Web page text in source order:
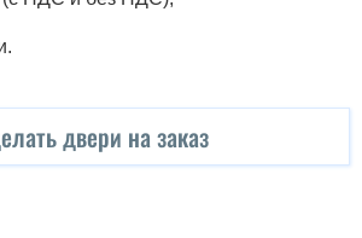
двери на заказ